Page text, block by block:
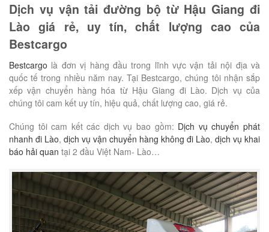
Dịch vụ vận tải đường bộ từ Hậu Giang đi
Lào giá rẻ, uy tín, chất lượng cao của
Bestcargo
Bestcargo là đơn vị hàng đầu trong lĩnh vực vận tải nội địa và
quốc tế trong nhiều năm nay. Tại Bestcargo, chúng tôi nhận sắp
xếp vận chuyển hàng hóa từ Hậu Giang đi Lào. Dịch vụ của
chúng tôi cam kết uy tín, hiệu quả, chất lượng cao, giá rẻ.
Chúng tôi cam kết các dịch vụ bao gồm: Dịch vụ chuyển phát
nhanh đi Lào, dịch vụ vận chuyển hàng không đi Lào, dịch vụ khai
báo hải quan tại 2 đầu Việt Nam- Lào…